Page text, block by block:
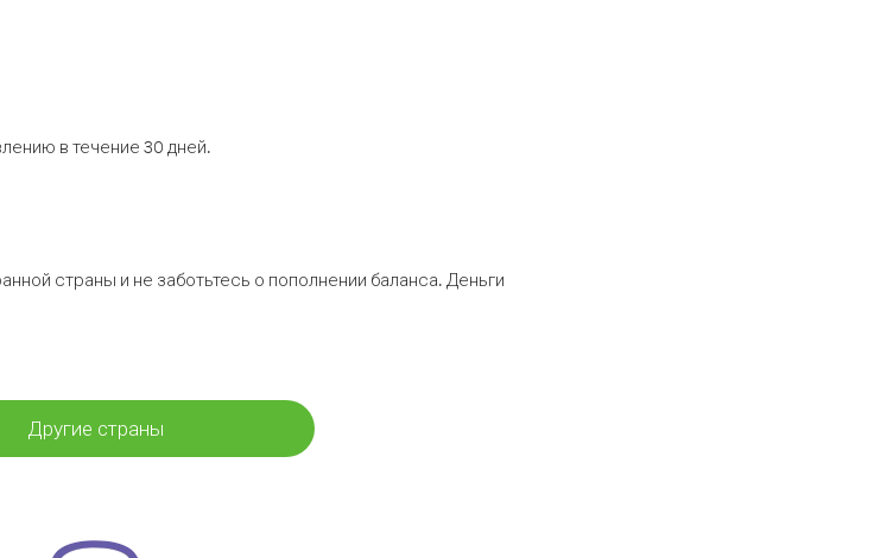
в течение 30 дней.
страны и не заботьтесь о пополнении баланса. Деньги
Другие страны